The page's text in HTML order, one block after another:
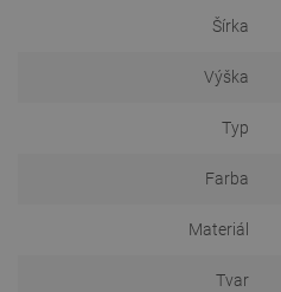
Šírka
Výška
Typ
Farba
Materiál
Tvar